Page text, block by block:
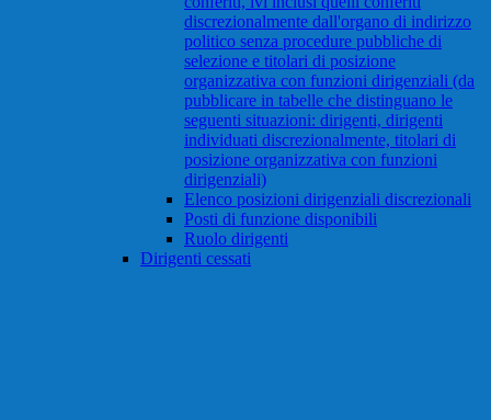
discrezionalmente dall'organo di indirizzo
politico senza procedure pubbliche di
selezione e titolari di posizione
organizzativa con funzioni dirigenziali (da
pubblicare in tabelle che distinguano le
seguenti situazioni: dirigenti, dirigenti
individuati discrezionalmente, titolari di
posizione organizzativa con funzioni
dirigenziali)
Elenco posizioni dirigenziali discrezionali
Posti di funzione disponibili
Ruolo dirigenti
Dirigenti cessati